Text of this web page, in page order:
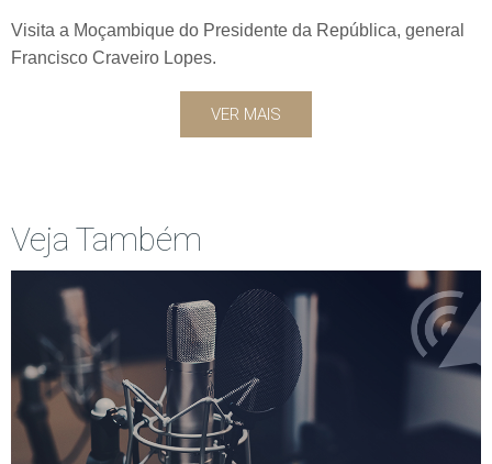
Visita a Moçambique do Presidente da República, general
Francisco Craveiro Lopes.
VER MAIS
Veja Também